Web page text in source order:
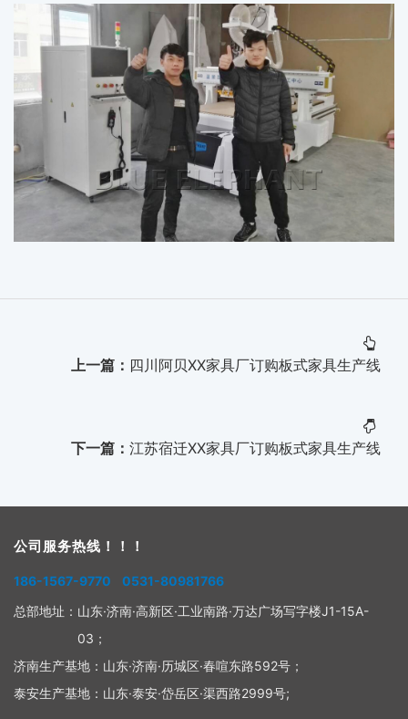
上一篇： 四川阿贝XX家具厂订购板式家具生产线
下一篇： 江苏宿迁XX家具厂订购板式家具生产线
公司服务热线！！！
186-1567-9770 0531-80981766
总部地址： 山东·济南·高新区·工业南路·万达广场写字楼J1-15A-
03；
济南生产基地： 山东·济南·历城区·春喧东路592号；
泰安生产基地： 山东·泰安·岱岳区·渠西路2999号;